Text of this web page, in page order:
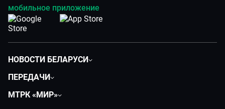
мобильное приложение
НОВОСТИ БЕЛАРУСИ
Экономика
ПЕРЕДАЧИ
МТРК «МИР»